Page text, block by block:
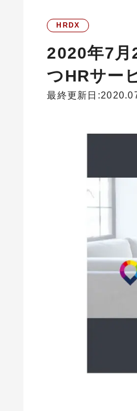
HRDX
2020年7月
つHRサー
最終更新日